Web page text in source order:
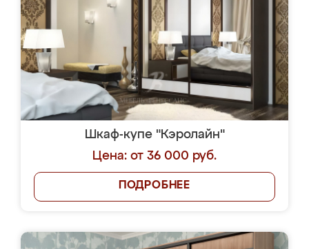
Шкаф-купе "Кэролайн"
Цена: от 36 000 руб.
ПОДРОБНЕЕ